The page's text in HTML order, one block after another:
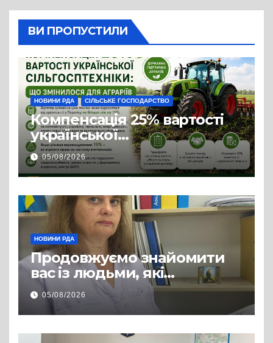
ВИ ПРОПУСТИЛИ
НОВИНИ РДА СІЛЬСЬКЕ ГОСПОДАРСТВО
Компенсація 25% вартості
української
сільгосптехніки: що
змінилося для аграріїв
05/08/2026
НОВИНИ РДА
Продовжуємо знайомити
вас із людьми, які
допомагають нашим
захисникам і захисницям
повертатися до цивільного
життя
05/08/2026